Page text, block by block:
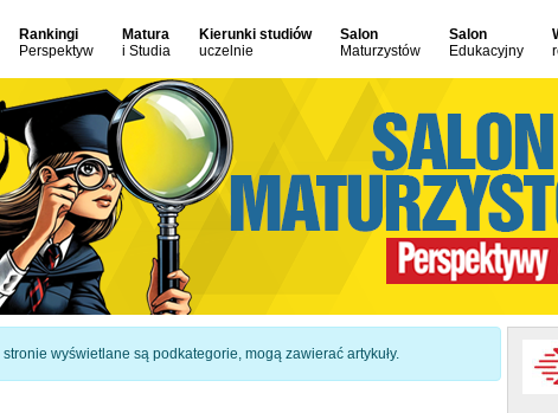
Rankingi
Perspektyw
Matura
i Studia
Kierunki studiów
uczelnie
Salon
Maturzystów
Salon
Edukacyjny
wyświetlane są podkategorie, mogą zawierać artykuły.